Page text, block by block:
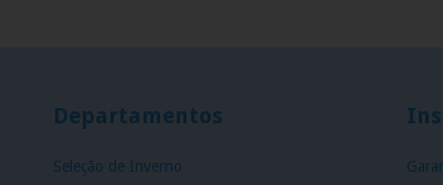
Departamentos
Seleção de Inverno